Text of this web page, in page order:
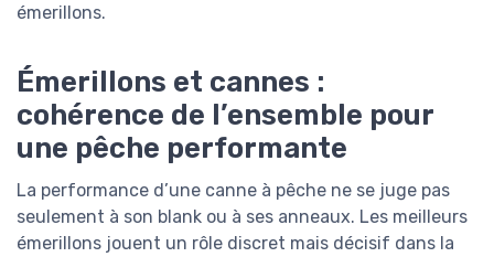
émerillons.
Émerillons et cannes :
cohérence de l’ensemble pour
une pêche performante
La performance d’une canne à pêche ne se juge pas
seulement à son blank ou à ses anneaux. Les meilleurs
émerillons jouent un rôle discret mais décisif dans la